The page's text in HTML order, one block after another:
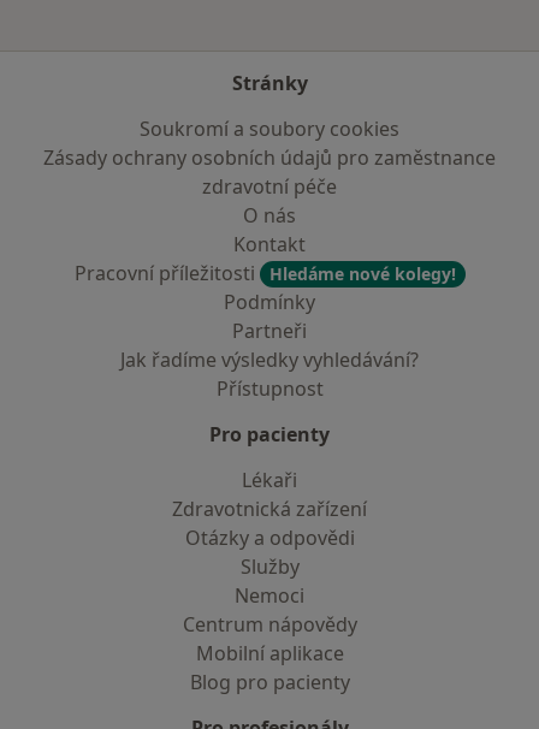
Stránky
Soukromí a soubory cookies
Zásady ochrany osobních údajů pro zaměstnance
zdravotní péče
O nás
Kontakt
Pracovní příležitosti
Hledáme nové kolegy!
Podmínky
Partneři
Jak řadíme výsledky vyhledávání?
Přístupnost
Pro pacienty
Lékaři
Zdravotnická zařízení
Otázky a odpovědi
Služby
Nemoci
Centrum nápovědy
Mobilní aplikace
Blog pro pacienty